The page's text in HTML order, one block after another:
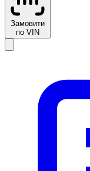
Замовити
по VIN